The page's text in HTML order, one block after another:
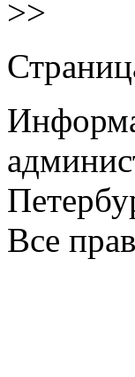
>>
Все